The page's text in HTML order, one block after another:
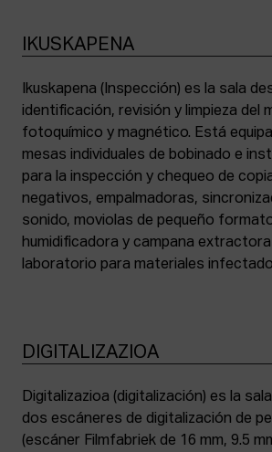
IKUSKAPENA
Ikuskapena (Inspección) es la sala
identificación, revisión y limpieza del
fotoquímico y magnético. Está
mesas individuales de bobinado e
para la inspección y chequeo de
negativos, empalmadoras,
sonido, moviolas de pequeño
humidificadora y campana extractora
laboratorio para materiales
DIGITALIZAZIOA
Digitalizazioa (digitalización) es la
dos escáneres de digitalización de
(escáner Filmfabriek de 16 mm, 9.5